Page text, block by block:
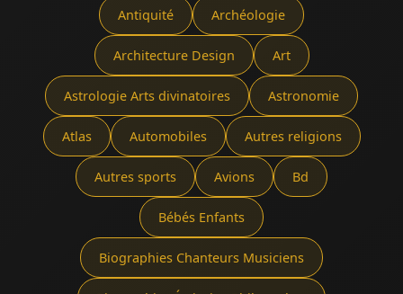
Antiquité Archéologie
Architecture Design Art
Astrologie Arts divinatoires Astronomie
Atlas Automobiles Autres religions
Autres sports Avions Bd
Bébés Enfants
Biographies Chanteurs Musiciens